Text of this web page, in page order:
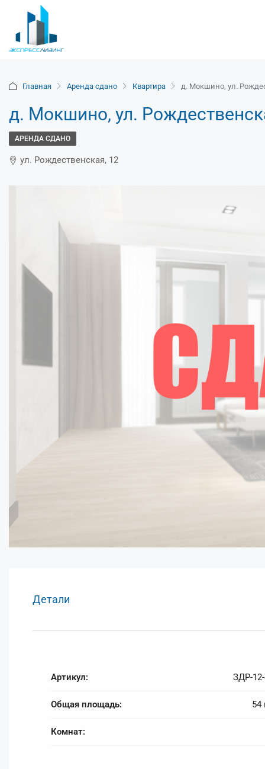
Главная Аренда сдано Квартира д. Мокшино, ул.
д. Мокшино, ул.
АРЕНДА СДАНО
ул. Рождественская, 12
Детали
Артикул: ЗДР-
Общая площадь: 54
Комнат: